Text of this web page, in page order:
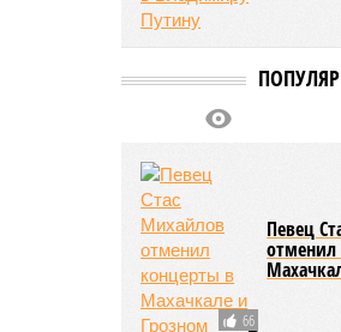
66
Певец